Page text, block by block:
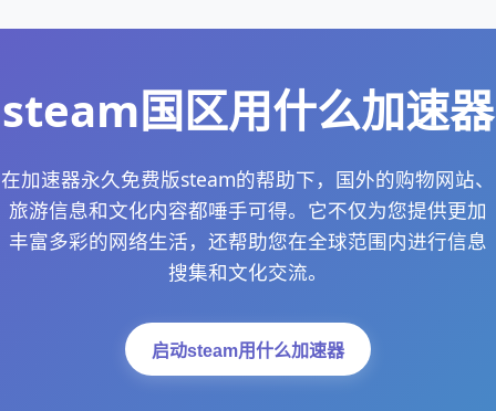
steam国区用什么加速器
在加速器永久免费版steam的帮助下，国外的购物网站、
旅游信息和文化内容都唾手可得。它不仅为您提供更加
丰富多彩的网络生活，还帮助您在全球范围内进行信息
搜集和文化交流。
启动steam用什么加速器